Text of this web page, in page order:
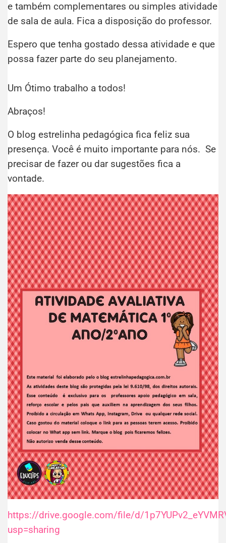
e também complementares ou simples atividade
de sala de aula. Fica a disposição do professor.
Espero que tenha gostado dessa atividade e que
possa fazer parte do seu planejamento.
Um Ótimo trabalho a todos!
Abraços!
O blog estrelinha pedagógica fica feliz sua
presença. Você é muito importante para nós. Se
precisar de fazer ou dar sugestões fica a
vontade.
https://drive.google.com/file/d/
usp=sharing